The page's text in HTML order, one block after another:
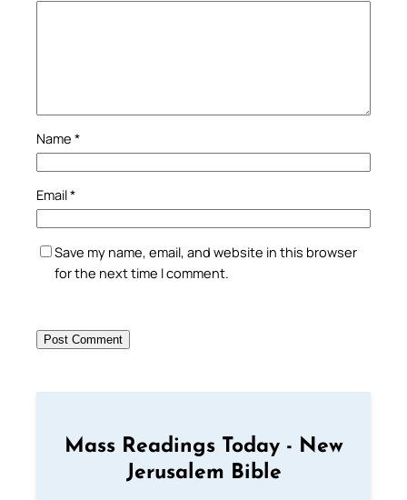
Name *
Email*
Save my name, email, and website in this browser
for the next time I comment.
Mass Readings Today - New
Jerusalem Bible